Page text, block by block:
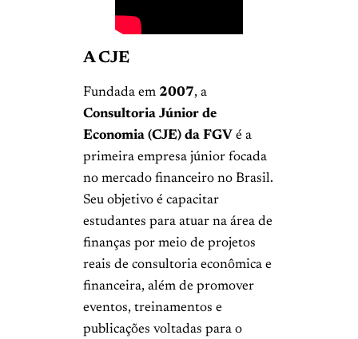
A CJE
Fundada em 2007, a
Consultoria Júnior de
Economia (CJE) da FGV é a
primeira empresa júnior focada
no mercado financeiro no Brasil.
Seu objetivo é capacitar
estudantes para atuar na área de
finanças por meio de projetos
reais de consultoria econômica e
financeira, além de promover
eventos, treinamentos e
publicações voltadas para o